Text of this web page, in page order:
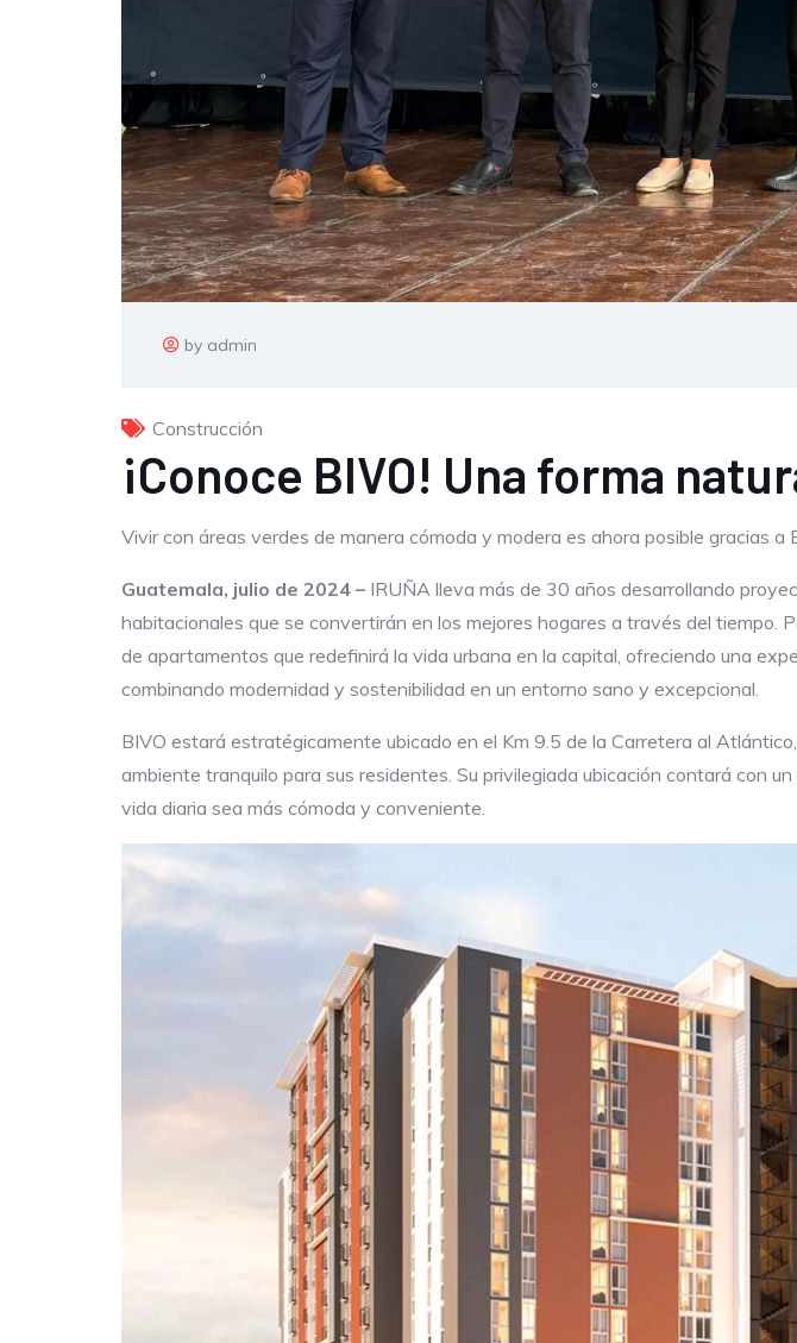
by admin
Construcción
¡Conoce BIVO! Una forma
Vivir con áreas verdes de manera cómoda y modera es ahora posible gracias a
Guatemala, julio de 2024 – IRUÑA lleva más de 30 años desarrollando
habitacionales que se convertirán en los mejores hogares a través del tiempo.
de apartamentos que redefinirá la vida urbana en la capital, ofreciendo una
combinando modernidad y sostenibilidad en un entorno sano y excepcional.
BIVO estará estratégicamente ubicado en el Km 9.5 de la Carretera al
ambiente tranquilo para sus residentes. Su privilegiada ubicación contará con
vida diaria sea más cómoda y conveniente.